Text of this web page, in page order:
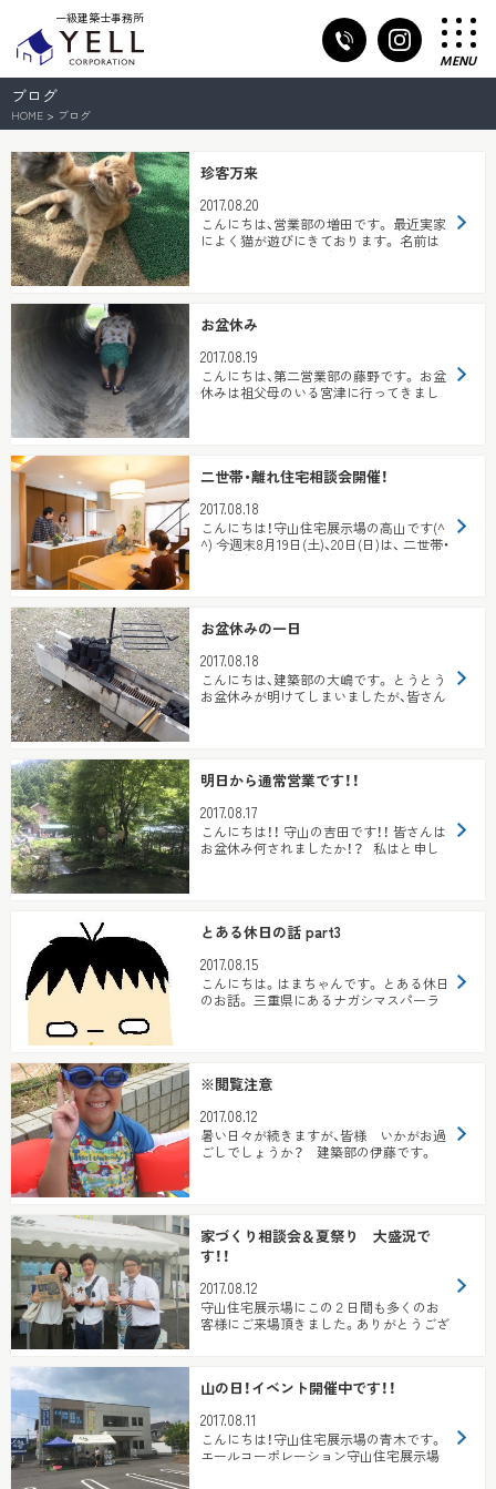
一級建築士事務所
MENU
ブログ
HOME > ブログ
珍客万来
2017.08.20
こんにちは、営業部の増田です。 最近実家
によく猫が遊びにきております。 名前は
「ドーリーちゃん」と勝手に名前をつけて
お盆休み
2017.08.19
こんにちは、第二営業部の藤野です。 お盆
休みは祖父母のいる宮津に行ってきまし
二世帯・離れ住宅相談会開催！
2017.08.18
こんにちは！守山住宅展示場の高山です(^
^) 今週末8月19日(土)、20日(日)は、 二世帯・
離れ住宅相談会 を開催...
お盆休みの一日
2017.08.18
こんにちは、建築部の大嶋です。 とうとう
お盆休みが明けてしまいましたが、皆さん
はどのように過ごされましたか？ 遠方に
明日から通常営業です！！
2017.08.17
こんにちは！！ 守山の吉田です！！ 皆さんは
お盆休み何されましたか！？ 私はと申し
とある休日の話 part3
2017.08.15
こんにちは。はまちゃんです。 とある休日
のお話。 三重県にあるナガシマスパーラ
※閲覧注意
2017.08.12
暑い日々が続きますが、皆様 いかがお過
ごしでしょうか？ 建築部の伊藤です。
オーナー様のお家をまわらせて...
家づくり相談会＆夏祭り 大盛況で
す！！
2017.08.12
守山住宅展示場にこの２日間も多くのお
客様にご来場頂きました。ありがとうござ
山の日！イベント開催中です！！
2017.08.11
こんにちは！守山住宅展示場の青木です。
エールコーポレーション守山住宅展示場